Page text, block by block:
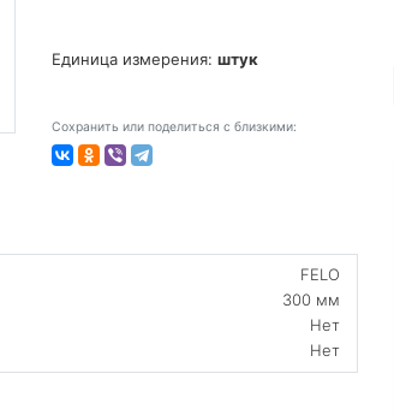
Единица измерения: штук
Сохранить или поделиться с близкими:
FELO
300 мм
Нет
Нет